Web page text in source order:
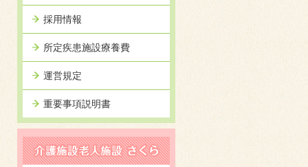
採用情報
所定疾患施設療養費
運営規定
重要事項説明書